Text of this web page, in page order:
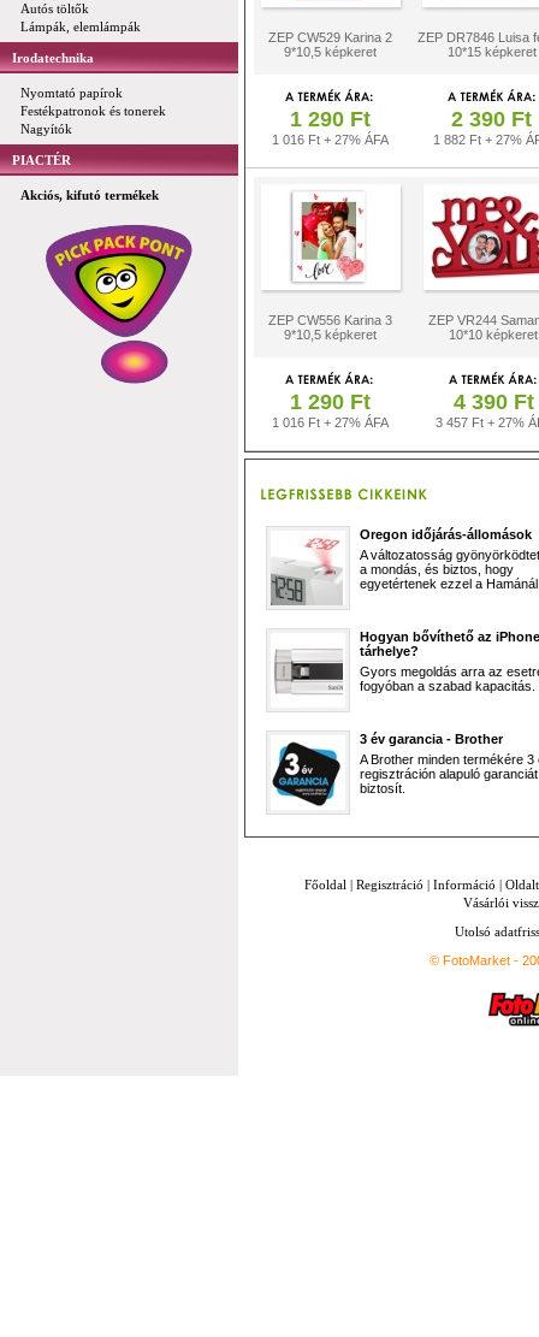
Autós töltők
Lámpák, elemlámpák
Irodatechnika
Nyomtató papírok
Festékpatronok és tonerek
Nagyítók
PIACTÉR
Akciós, kifutó termékek
ZEP CW529 Karina 2
9*10,5 képkeret
ZEP DR7846 Luisa
10*15 képkeret
1 290 Ft
1 016 Ft + 27% ÁFA
2 390 Ft
1 882 Ft + 27%
ZEP CW556 Karina 3
9*10,5 képkeret
ZEP VR244
10*10 képkeret
1 290 Ft
1 016 Ft + 27% ÁFA
4 390 Ft
3 457 Ft + 27%
Oregon időjárás-állomások
A változatosság
a mondás, és biztos, hogy
egyetértenek ezzel a
Hogyan bővíthető az iPhone
tárhelye?
Gyors megoldás arra az
fogyóban a szabad kapacitás.
3 év garancia - Brother
A Brother minden termékére 3
regisztráción alapuló garanciát
biztosít.
Főoldal | Regisztráció | Információ |
Vásárlói
Utolsó
© FotoMarket -